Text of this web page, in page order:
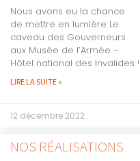
Nous avons eu la chance
de mettre en lumière Le
caveau des Gouverneurs
aux Musée de l’Armée –
Hôtel national des Invalides !
LIRE LA SUITE »
12 décembre 2022
NOS RÉALISATIONS